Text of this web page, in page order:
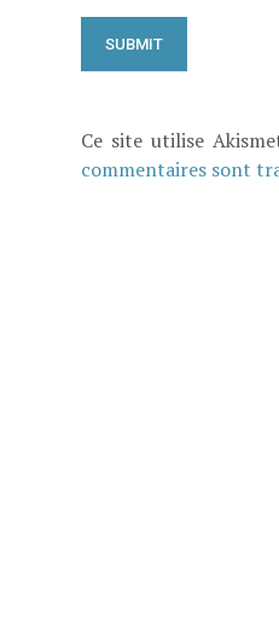
Ce site utilise
commentaires sont